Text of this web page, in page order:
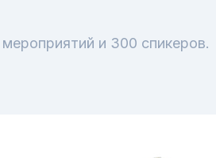
и 300 спикеров.